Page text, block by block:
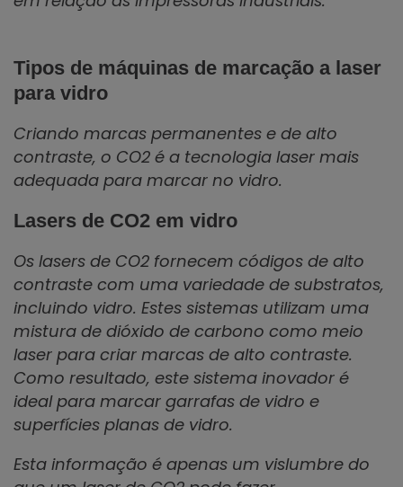
Tipos de máquinas de marcação a laser
para vidro
Criando marcas permanentes e de alto
contraste, o CO2 é a tecnologia laser mais
adequada para marcar no vidro.
Lasers de CO2 em vidro
Os lasers de CO2 fornecem códigos de alto
contraste com uma variedade de substratos,
incluindo vidro. Estes sistemas utilizam uma
mistura de dióxido de carbono como meio
laser para criar marcas de alto contraste.
Como resultado, este sistema inovador é
ideal para marcar garrafas de vidro e
superfícies planas de vidro.
Esta informação é apenas um vislumbre do